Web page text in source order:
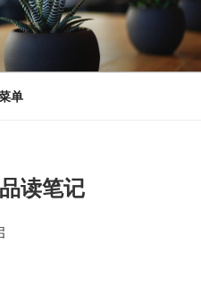
单
读笔记